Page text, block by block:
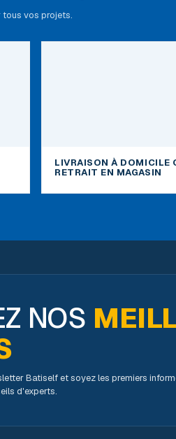
tous vos projets.
LIVRAISON À DOMICILE
RETRAIT EN MAGASIN
NOS
Batiself et soyez les premiers
d'experts.